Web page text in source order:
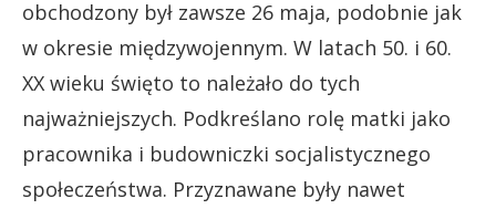
obchodzony był zawsze 26 maja, podobnie jak
w okresie międzywojennym. W latach 50. i 60.
XX wieku święto to należało do tych
najważniejszych. Podkreślano rolę matki jako
pracownika i budowniczki socjalistycznego
społeczeństwa. Przyznawane były nawet